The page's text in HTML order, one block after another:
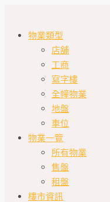
物業類型
店舖
工商
寫字樓
全幢物業
地盤
車位
物業一覽
所有物業
售盤
租盤
樓市資訊